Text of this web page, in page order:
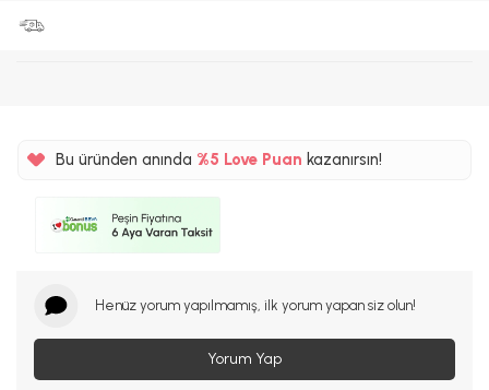
Bu üründen anında %5
%5
Love Puan kazanırsın!
Henüz yorum yapılmamış, ilk yorum yapan siz olun!
Yorum Yap